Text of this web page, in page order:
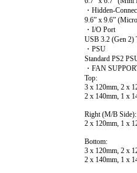
・Hidden-
9.6” x 9.6”
・I/O Port
USB 3.2 (Gen 2)
・PSU
Standard PS2
・FAN
Top:
3 x 120mm, 2 x
2 x 140mm, 1 x
Right (M/B Side):
2 x 120mm, 1 x
Bottom:
3 x 120mm, 2 x
2 x 140mm, 1 x